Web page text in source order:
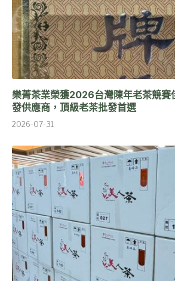
樂菁茶業榮獲2026台灣陳年老茶競賽
發供應商，頂級老茶批發首選
2026-07-31